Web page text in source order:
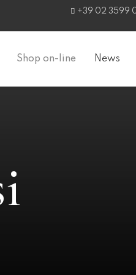
+39 02 3599
Shop on-line News